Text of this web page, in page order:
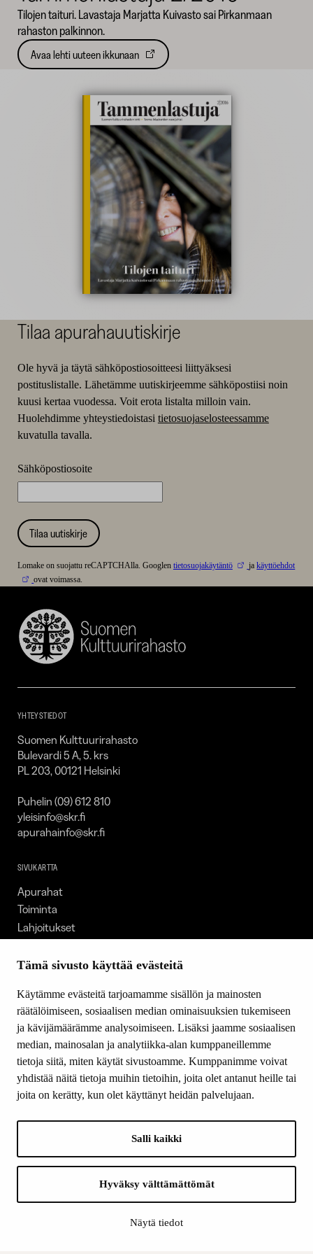
Tämä sivusto käyttää evästeitä
Käytämme evästeitä tarjoamamme sisällön ja mainosten
räätälöimiseen, sosiaalisen median ominaisuuksien tukemiseen
ja kävijämäärämme analysoimiseen. Lisäksi jaamme sosiaalisen
median, mainosalan ja analytiikka-alan kumppaneillemme
tietoja siitä, miten käytät sivustoamme. Kumppanimme voivat
yhdistää näitä tietoja muihin tietoihin, joita olet antanut heille tai
joita on kerätty, kun olet käyttänyt heidän palvelujaan.
Salli kaikki
Hyväksy välttämättömät
Näytä tiedot
SKR
Tilojen taituri. Lavastaja Marjatta Kuivasto sai Pirkanmaan
rahaston palkinnon.
Avaa lehti uuteen ikkunaan
Avautuu
välilehteen
Tilaa apurahauutiskirje
Ole hyvä ja täytä sähköpostiosoitteesi liittyäksesi
postituslistalle. Lähetämme uutiskirjeemme sähköpostiisi noin
kuusi kertaa vuodessa. Voit erota listalta milloin vain.
Huolehdimme yhteystiedoistasi tietosuojaselosteessamme
kuvatulla tavalla.
Sähköpostiosoite
Tilaa uutiskirje
Lomake on suojattu reCAPTCHAlla. Googlen tietosuojakäytäntö jakäyttöehdot
ovat voimassa.
Suomen
Kulttuurirahasto
YHTEYSTIEDOT
Suomen Kulttuurirahasto
Bulevardi 5 A, 5. krs
PL 203, 00121 Helsinki
Puhelin (09) 612 810
yleisinfo@skr.fi
apurahainfo@skr.fi
SIVUKARTTA
Apurahat
Toiminta
Lahjoitukset
Ajankohtaista
Yhteystiedot
SEURAA MEITÄ
Facebook
Instagram
LinkedIn
Suomen Kulttuurirahasto: